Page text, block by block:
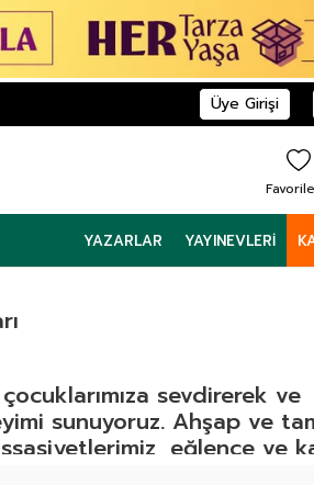
Üye Girişi
YAZARLAR YAYINEVLERI
sevdirerek ve
sunuyoruz. Ahşap ve
eğlence ve